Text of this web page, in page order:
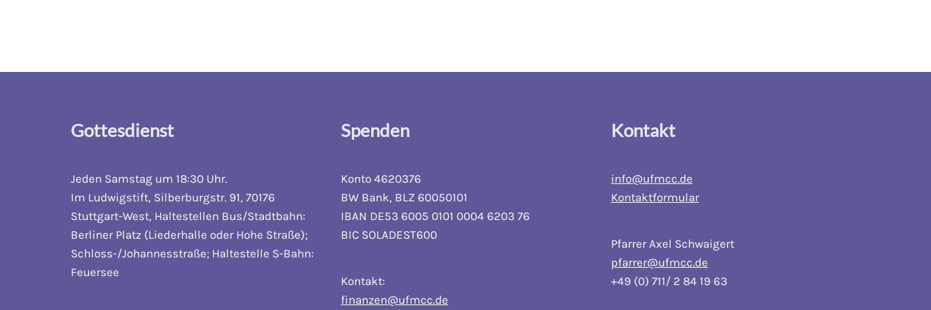
Gottesdienst
Jeden Samstag um 18:30 Uhr.
Im Ludwigstift, Silberburgstr. 91, 70176
Stuttgart-West, Haltestellen Bus/Stadtbahn:
Berliner Platz (Liederhalle oder Hohe Straße);
Schloss-/Johannesstraße; Haltestelle S-Bahn:
Feuersee
Spenden
Konto 4620376
BW Bank, BLZ 60050101
IBAN DE53 6005 0101 0004 6203 76
BIC SOLADEST600
Kontakt:
finanzen@ufmcc.de
Kontakt
info@ufmcc.de
Kontaktformular
Pfarrer Axel Schwaigert
pfarrer@ufmcc.de
+49 (0) 711/ 2 84 19 63